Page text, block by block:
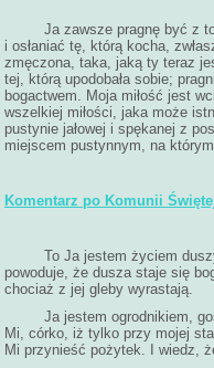
Ja zawsze pragnę być z
i osłaniać tę, którą kocha,
zmęczona, taka, jaką ty teraz
tej, którą upodobała sobie;
bogactwem. Moja miłość jest
wszelkiej miłości, jaka może
pustynie jałowej i spękanej z
miejscem pustynnym, na
Komentarz po Komunii
To Ja jestem życiem duszy,
powoduje, że dusza staje się
chociaż z jej gleby wyrastają.
Ja jestem ogrodnikiem,
Mi, córko, iż tylko przy mojej
Mi przynieść pożytek. I wiedz,